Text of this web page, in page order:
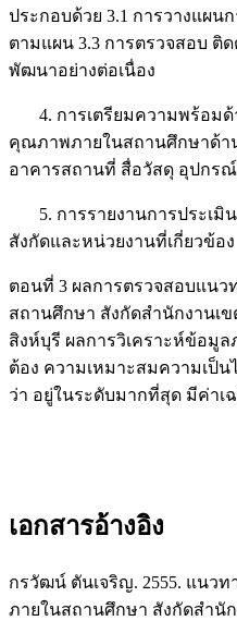
ประกอบด้วย 3.1 การวางแผน
ตามแผน 3.3 การตรวจสอบ ติ
พัฒนาอย่างต่อเนื่อง
4. การเตรียมความพร้อมด้
คุณภาพภายในสถานศึกษาด้า
อาคารสถานที่ สื่อวัสดุ อุปกร
5. การรายงานการประเมิน
สังกัดและหน่วยงานที่เกี่ยวข้อง
ตอนที่ 3 ผลการตรวจสอบแน
สถานศึกษา สังกัดสำนักงานเ
สิงห์บุรี ผลการวิเคราะห์ข้อมู
ต้อง ความเหมาะสมความเป็
ว่า อยู่ในระดับมากที่สุด มีค่าเฉ
เอกสารอ้างอิง
กรวัฒน์ ตันเจริญ. 2555. แนว
ภายในสถานศึกษา สังกัดสำนั